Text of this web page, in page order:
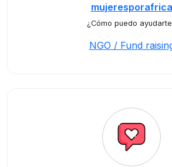
mujeresporafrica
¿Cómo puedo
NGO / Fund